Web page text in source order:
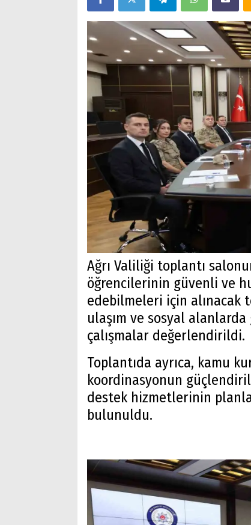
Ağrı Valiliği toplantı
öğrencilerinin güvenli ve
edebilmeleri için alınacak
ulaşım ve sosyal
çalışmalar değerlendirildi.
Toplantıda ayrıca, kamu
koordinasyonun
destek hizmetlerinin
bulunuldu.